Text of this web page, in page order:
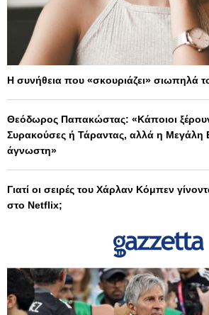
Η συνήθεια που «σκουριάζει» σιωπηλά
Θεόδωρος Παπακώστας: «Κάποιοι
Συρακούσες ή Τάραντας, αλλά η Μεγάλη
άγνωστη»
Γιατί οι σειρές του Χάρλαν Κόμπεν
στο Netflix;